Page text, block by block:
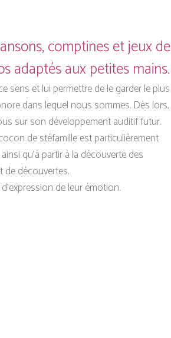
comptines et jeux de
adaptés aux petites mains.
sens et lui permettre de le garder le plus
dans lequel nous sommes. Dès lors,
sur son développement auditif futur.
de stéfamille est particulièrement
qu’à partir à la découverte des
de découvertes.
de leur émotion.